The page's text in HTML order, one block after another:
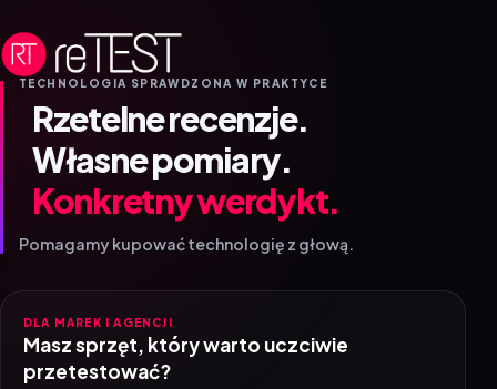
TECHNOLOGIA SPRAWDZONA W PRAKTYCE
Rzetelne recenzje.
Własne pomiary.
Konkretny werdykt.
Pomagamy kupować technologię z głową.
DLA MAREK I AGENCJI
Masz sprzęt, który warto uczciwie
przetestować?